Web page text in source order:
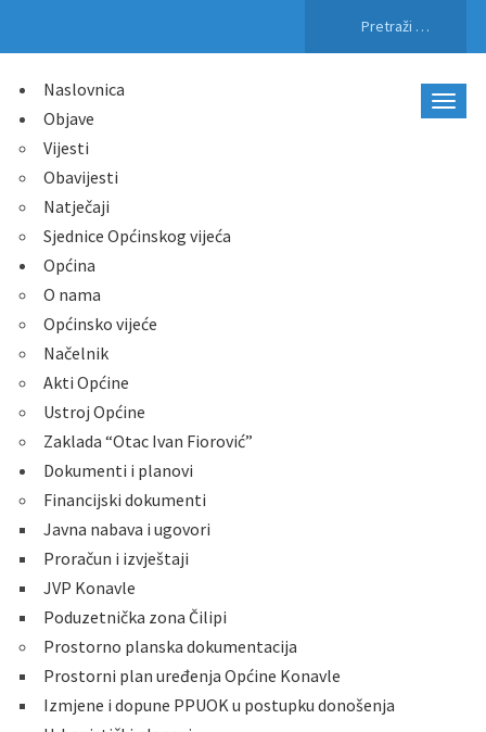
Naslovnica
Objave
Vijesti
Obavijesti
Natječaji
Sjednice Općinskog vijeća
Općina
O nama
Općinsko vijeće
Načelnik
Akti Općine
Ustroj Općine
Zaklada “Otac Ivan Fiorović”
Dokumenti i planovi
Financijski dokumenti
Javna nabava i ugovori
Proračun i izvještaji
JVP Konavle
Poduzetnička zona Čilipi
Prostorno planska dokumentacija
Prostorni plan uređenja Općine Konavle
Izmjene i dopune PPUOK u postupku donošenja